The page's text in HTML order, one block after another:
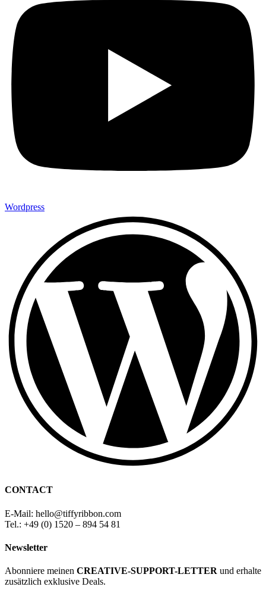
Wordpress
CONTACT
E-Mail: hello@tiffyribbon.com
Tel.: +49 (0) 1520 – 894 54 81
Newsletter
Abonniere meinen CREATIVE-SUPPORT-LETTER und erhalte
zusätzlich exklusive Deals.